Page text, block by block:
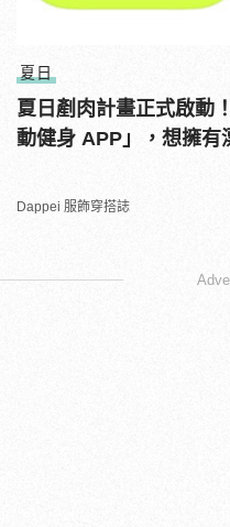
夏日
夏日剷肉計畫正式啟動
動健身 APP」，想擁有
Dappei 服飾穿搭誌